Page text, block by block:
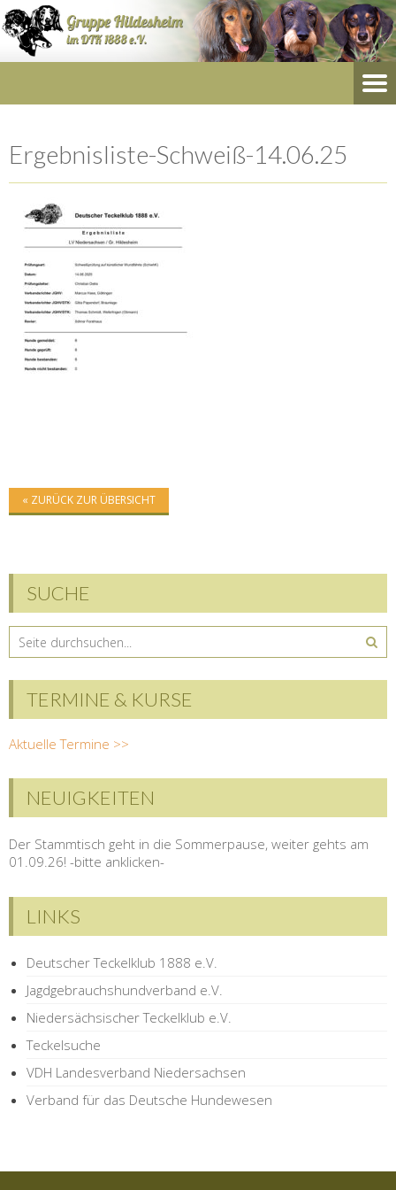
Ergebnisliste-Schweiß-14.06.25
« ZURÜCK ZUR ÜBERSICHT
SUCHE
TERMINE & KURSE
Aktuelle Termine >>
NEUIGKEITEN
Der Stammtisch geht in die Sommerpause, weiter gehts am
01.09.26! -bitte anklicken-
LINKS
Deutscher Teckelklub 1888 e.V.
Jagdgebrauchshundverband e.V.
Niedersächsischer Teckelklub e.V.
Teckelsuche
VDH Landesverband Niedersachsen
Verband für das Deutsche Hundewesen